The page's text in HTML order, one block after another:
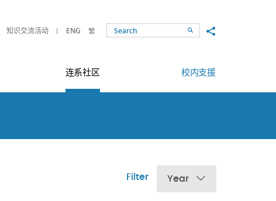
知识交流活动 ENG 繁 SearchShare to
连系社区 校内支援
Filter Year